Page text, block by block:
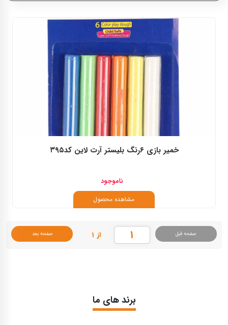
خمیر بازی ۶رنگ بلیستر آرت لاین کد۳۹۵
ناموجود
مشاهده محصول
صفحه قبل از ۱ صفحه بعد
برند های ما